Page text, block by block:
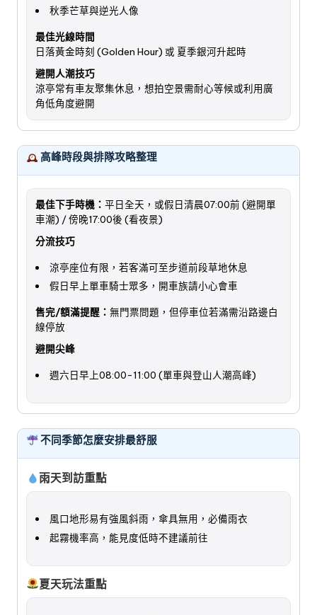
秋季芒草與逆光人像
最佳光線時間
日落黃金時刻 (Golden Hour) 或 夏季銀河升起時
避開人潮技巧
涼亭常有車友聚集休息，想拍空景需耐心等候或利用廣
角低角度避開
高峰時段與排隊攻略整理
最佳下手時機： 平日全天，或假日清晨07:00前 (避開單
車潮) / 傍晚17:00後 (看夜景)
分流技巧
涼亭座位有限，若客滿可至步道前段草地休息
假日早上單車騎士眾多，開車族請小心會車
售完/額滿提醒： 無門票問題，但停車位若滿需沿路邊白
線停放
避開尖峰
週六日早上08:00-11:00 (單車與登山人潮高峰)
不同季節怎麼安排最舒服
雨天到訪重點
風口地形易有強風斜雨，傘具無用，必備雨衣
起霧機率高，能見度低時不建議前往
夏天玩法重點